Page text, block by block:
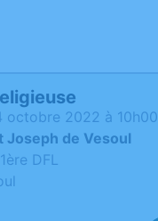
octobre 2022 à 10h00
Joseph de Vesoul
DFL